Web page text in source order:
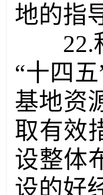
地的指
22.
“十四
基地资
取有效
设整体
设的好